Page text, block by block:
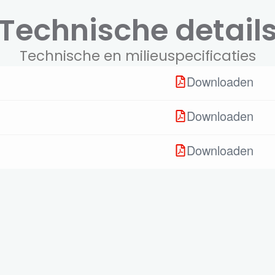
Technische en milieuspecificaties
Downloaden
Downloaden
Downloaden